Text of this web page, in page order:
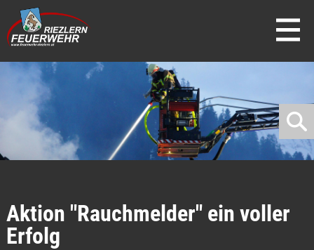
direkt zur Navigation
direkt zum Inhalt
Aktion "Rauchmelder" ein voller
Erfolg